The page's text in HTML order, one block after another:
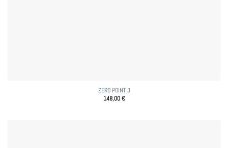
ZERO POINT 3
148,00€